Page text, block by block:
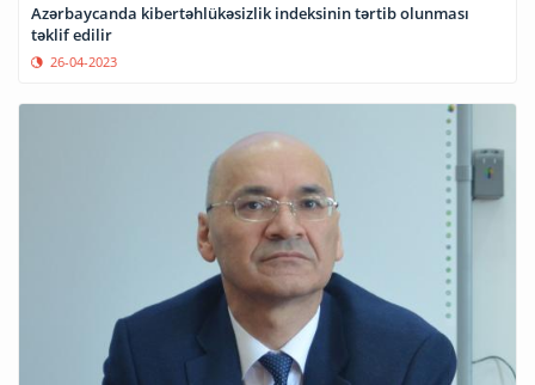
Azərbaycanda kibertəhlükəsizlik indeksinin tərtib olunması
təklif edilir
26-04-2023